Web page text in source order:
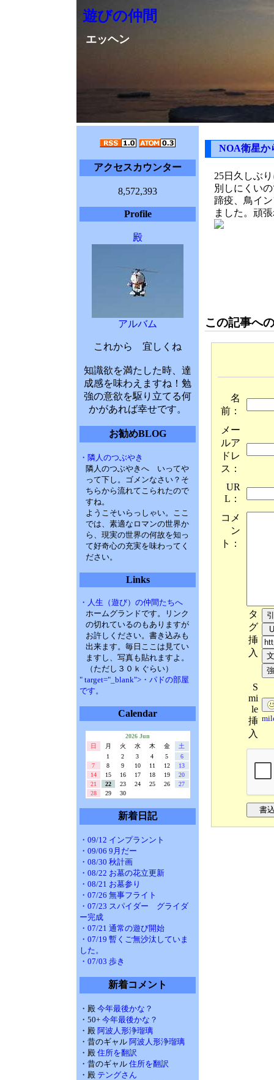
遊びの仲間
エッヘン
アクセスカウンター
8,572,393
Profile
殿
アルバム
これから 宜しくね
知識欲を満たした時、達
成感を味わえますね！勉
強の意欲を駆り立てる何
かがあれば幸せです。
お勧めBLOG
・隣人のつぶやき
隣人のつぶやきへ いってや
って下し。ゴメンなさい？そ
ちらから流れてこられたので
すね。
ようこそいらっしゃい。ここ
では、素適なロマンの世界か
ら、現実の世界の何故を知っ
て好奇心の充実を味わってく
ださい。
Links
・人生（遊び）の仲間たちへ
ホームグランドです。リンク
の切れているのもありますが
お許しください。書き込みも
出来ます。毎日ここは見てい
ますし、写真も貼れますよ。
（ただし３０ｋぐらい）
" target="_blank">・パドの部屋
です。
Calendar
2026 Jun
日
月 火 水 木 金
土
1
2 3 4 5
6
7
8 9 10 11 12
13
14
15 16 17 18 19
20
21
22 23 24 25 26
27
28
29 30
新着日記
・09/12 インプランント
・09/06 9月だー
・08/30 秋計画
・08/22 お墓の花立更新
・08/21 お墓参り
・07/26 無事フライト
・07/23 スパイダー グライダ
ー完成
・07/21 通常の遊び開始
・07/19 暫くご無沙汰していま
した。
・07/03 歩き
新着コメント
・殿 今年最後かな？
・50+ 今年最後かな？
・殿 阿波人形浄瑠璃
・昔のギャル 阿波人形浄瑠璃
・殿 住所を翻訳
・昔のギャル 住所を翻訳
・殿 テングさん
NOA衛星か
25日久しぶ
別しにくい
蹄疫、鳥イ
ました。頑
この記事へ
名
前：
メー
ルア
ドレ
ス：
UR
L：
コメ
ン
ト：
タ
グ
挿
入
S
mi
le
挿
入